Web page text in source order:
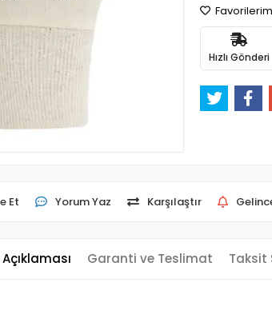
Hızlı Gönderi
Et Yorum Yaz Karşılaştır
Garanti ve Teslimat Taksit